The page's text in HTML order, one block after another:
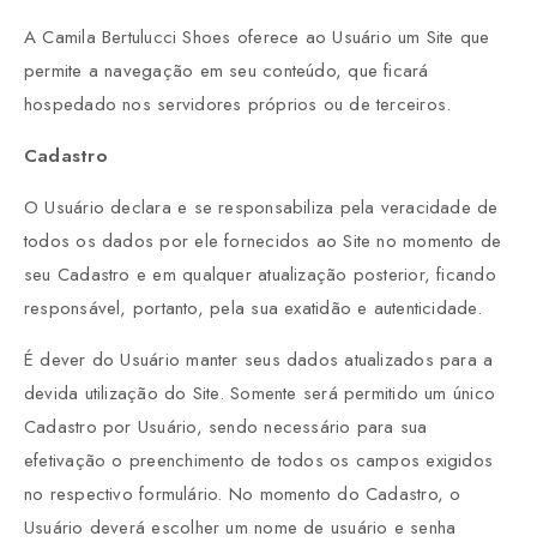
A Camila Bertulucci Shoes oferece ao Usuário um Site que
permite a navegação em seu conteúdo, que ficará
hospedado nos servidores próprios ou de terceiros.
Cadastro
O Usuário declara e se responsabiliza pela veracidade de
todos os dados por ele fornecidos ao Site no momento de
seu Cadastro e em qualquer atualização posterior, ficando
responsável, portanto, pela sua exatidão e autenticidade.
É dever do Usuário manter seus dados atualizados para a
devida utilização do Site. Somente será permitido um único
Cadastro por Usuário, sendo necessário para sua
efetivação o preenchimento de todos os campos exigidos
no respectivo formulário. No momento do Cadastro, o
Usuário deverá escolher um nome de usuário e senha